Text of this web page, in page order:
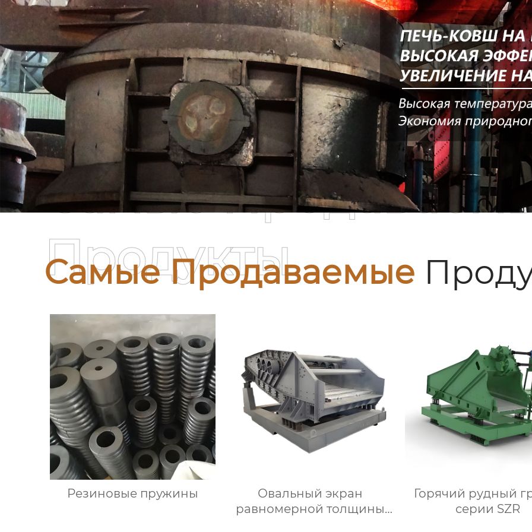
Самые Продаваемые
Самые
Продукты
Резиновые пружины
Овальный экран
равномерной толщины
Горячий рудный
серии SZR